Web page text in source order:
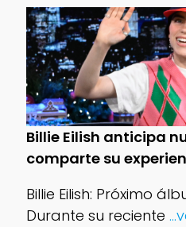
Billie Eilish anticipa
comparte su
Billie Eilish: Próximo
Durante su reciente